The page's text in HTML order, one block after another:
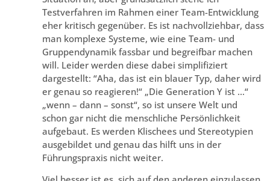
Testverfahren im Rahmen einer Team-Entwicklung
eher kritisch gegenüber. Es ist nachvollziehbar, dass
man komplexe Systeme, wie eine Team- und
Gruppendynamik fassbar und begreifbar machen
will. Leider werden diese dabei simplifiziert
dargestellt: “Aha, das ist ein blauer Typ, daher wird
er genau so reagieren!“ „Die Generation Y ist …“
„wenn – dann – sonst“, so ist unsere Welt und
schon gar nicht die menschliche Persönlichkeit
aufgebaut. Es werden Klischees und Stereotypien
ausgebildet und genau das hilft uns in der
Führungspraxis nicht weiter.